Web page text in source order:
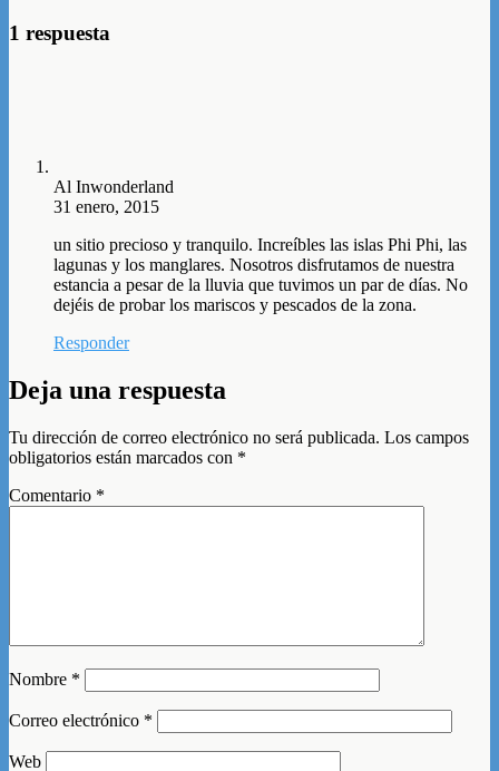
1 respuesta
Al Inwonderland
31 enero, 2015
un sitio precioso y tranquilo. Increíbles las islas Phi Phi, las
lagunas y los manglares. Nosotros disfrutamos de nuestra
estancia a pesar de la lluvia que tuvimos un par de días. No
dejéis de probar los mariscos y pescados de la zona.
Responder
Deja una respuesta
Tu dirección de correo electrónico no será publicada. Los campos
obligatorios están marcados con *
Comentario *
Nombre *
Correo electrónico *
Web